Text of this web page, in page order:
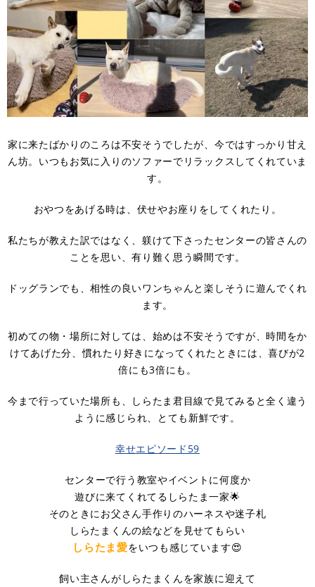
家に来たばかりのころは不安そうでしたが、今ではすっかり甘え
ん坊。いつもお気に入りのソファーでリラックスしてくれていま
す。
おやつをあげる時は、伏せやお座りをしてくれたり。
私たちが教えた訳ではなく、躾けて下さったセンターの皆さんの
ことを思い、有り難く思う瞬間です。
ドッグランでも、相性の良いワンちゃんと楽しそうに遊んでくれ
ます。
初めての物・場所に対しては、始めは不安そうですが、時間をか
けてあげた分、慣れたり好きになってくれたときには、喜びが2
倍にも3倍にも。
今まで行っていた場所も、しらたま君目線で見てみると全く違う
ように感じられ、とても新鮮です。
幸せエピソード59
センターで行う教室やイベントに何度か
遊びに来てくれてるしらたま一家🌟
そのときにお父さん手作りのハーネスや迷子札
しらたまくんの絵などを見せてもらい
しらたま愛をいつも感じています😍
​飼い主さんがしらたまくんを家族に迎えて